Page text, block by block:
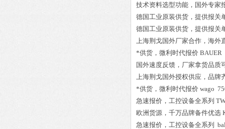
技术资料选型功能，国外专家
德国工业原装供货，提供报关
德国工业原装供货，提供报关
上海荆戈国外厂家合作，海外
*供货，微利时代报价 BAUER
国外速度反馈，厂家拿货品质
上海荆戈国外授权供应，品牌
*供货，微利时代报价 wago
急速报价，工控设备全系列
欧洲货源，千万品牌备件优选
急速报价，工控设备全系列